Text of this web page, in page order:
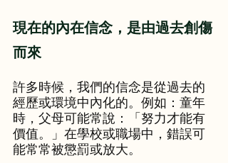
現在的內在信念，是由過去創傷
而來
許多時候，我們的信念是從過去的
經歷或環境中內化的。例如：童年
時，父母可能常說：「努力才能有
價值。」在學校或職場中，錯誤可
能常常被懲罰或放大。